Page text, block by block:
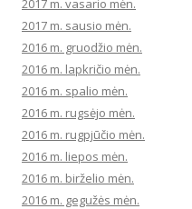
2017 m. vasario mėn.
2017 m. sausio mėn.
2016 m. gruodžio mėn.
2016 m. lapkričio mėn.
2016 m. spalio mėn.
2016 m. rugsėjo mėn.
2016 m. rugpjūčio mėn.
2016 m. liepos mėn.
2016 m. birželio mėn.
2016 m. gegužės mėn.